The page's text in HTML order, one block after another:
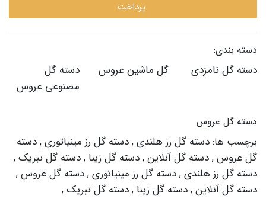
پرداخت
دسته بندی:
دسته گل نامزدی گل ماشین عروس
دسته گل
مصنوعی عروس
دسته گل عروس
برچسب ها: دسته گل رز هلندی , دسته گل رز مینیاتوری , دسته
گل عروس , دسته گل آنلاین , دسته گل زیبا , دسته گل تبریک ,
دسته گل رز هلندی , دسته گل رز مینیاتوری , دسته گل عروس ,
دسته گل آنلاین , دسته گل زیبا , دسته گل تبریک ,